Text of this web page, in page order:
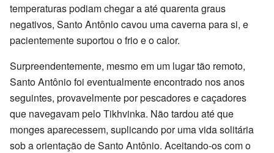
temperaturas podiam chegar a até quarenta graus
negativos, Santo Antônio cavou uma caverna para si, e
pacientemente suportou o frio e o calor.
Surpreendentemente, mesmo em um lugar tão remoto,
Santo Antônio foi eventualmente encontrado nos anos
seguintes, provavelmente por pescadores e caçadores
que navegavam pelo Tikhvinka. Não tardou até que
monges aparecessem, suplicando por uma vida solitária
sob a orientação de Santo Antônio. Aceitando-os com o